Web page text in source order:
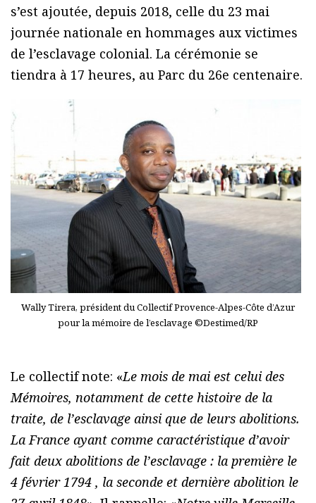
s’est ajoutée, depuis 2018, celle du 23 mai
journée nationale en hommages aux victimes
de l’esclavage colonial. La cérémonie se
tiendra à 17 heures, au Parc du 26e centenaire.
Wally Tirera, président du Collectif Provence-Alpes-Côte d’Azur
pour la mémoire de l’esclavage ©Destimed/RP
Le collectif note: «Le mois de mai est celui des
Mémoires, notamment de cette histoire de la
traite, de l’esclavage ainsi que de leurs abolitions.
La France ayant comme caractéristique d’avoir
fait deux abolitions de l’esclavage : la première le
4 février 1794 , la seconde et dernière abolition le